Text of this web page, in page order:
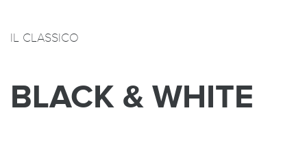
IL CLASSICO
BLACK & WHITE